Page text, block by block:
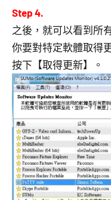
Step 4.
之後，就可以看到所
你要對特定軟體取得
按下【取得更新】。